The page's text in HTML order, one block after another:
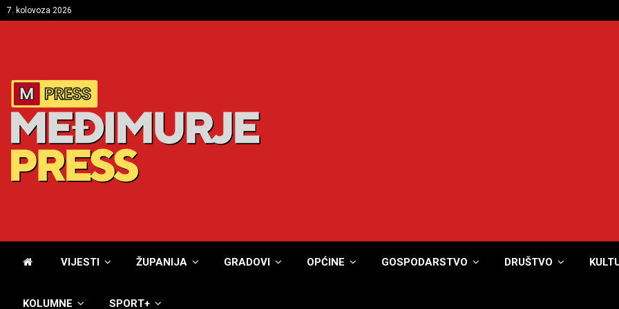
7. kolovoza 2026
VIJESTI ŽUPANIJA GRADOVI OPĆINE GOSPODARSTVO DRUŠTVO
KOLUMNE SPORT+